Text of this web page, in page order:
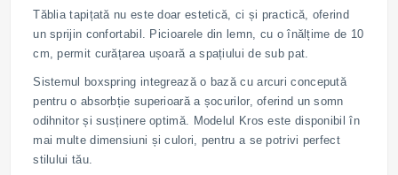
Tăblia tapițată nu este doar estetică, ci și practică, oferind
un sprijin confortabil. Picioarele din lemn, cu o înălțime de 10
cm, permit curățarea ușoară a spațiului de sub pat.
Sistemul boxspring integrează o bază cu arcuri concepută
pentru o absorbție superioară a șocurilor, oferind un somn
odihnitor și susținere optimă. Modelul Kros este disponibil în
mai multe dimensiuni și culori, pentru a se potrivi perfect
stilului tău.